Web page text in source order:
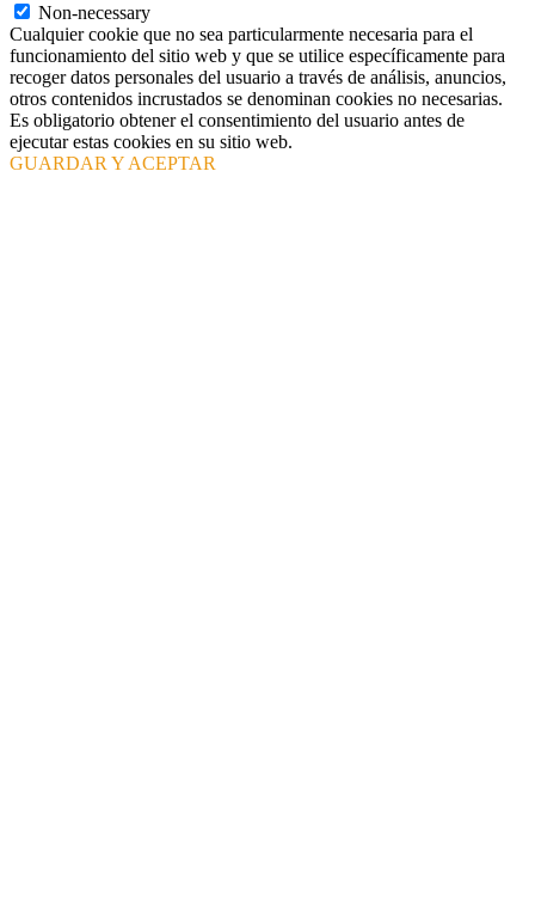
Non-necessary
Cualquier cookie que no sea particularmente necesaria para el
funcionamiento del sitio web y que se utilice específicamente para
recoger datos personales del usuario a través de análisis, anuncios,
otros contenidos incrustados se denominan cookies no necesarias.
Es obligatorio obtener el consentimiento del usuario antes de
ejecutar estas cookies en su sitio web.
GUARDAR Y ACEPTAR